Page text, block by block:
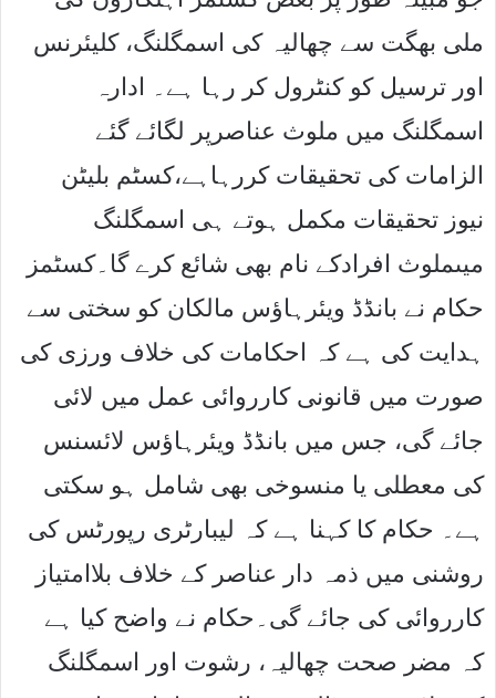
ملی بھگت سے چھالیہ کی اسمگلنگ، کلیئرنس
اور ترسیل کو کنٹرول کر رہا ہے۔ ادارہ
اسمگلنگ میں ملوث عناصرپر لگائے گئے
الزامات کی تحقیقات کررہاہے،کسٹم بلیٹن
نیوز تحقیقات مکمل ہوتے ہی اسمگلنگ
میںملوث افرادکے نام بھی شائع کرے گا۔کسٹمز
حکام نے بانڈڈ ویئرہاﺅس مالکان کو سختی سے
ہدایت کی ہے کہ احکامات کی خلاف ورزی کی
صورت میں قانونی کارروائی عمل میں لائی
جائے گی، جس میں بانڈڈ ویئرہاﺅس لائسنس
کی معطلی یا منسوخی بھی شامل ہو سکتی
ہے۔ حکام کا کہنا ہے کہ لیبارٹری رپورٹس کی
روشنی میں ذمہ دار عناصر کے خلاف بلاامتیاز
کارروائی کی جائے گی۔حکام نے واضح کیا ہے
کہ مضر صحت چھالیہ، رشوت اور اسمگلنگ